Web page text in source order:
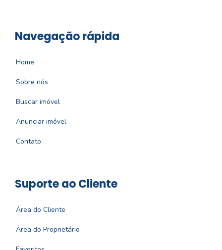
Navegação rápida
Home
Sobre nós
Buscar imóvel
Anunciar imóvel
Contato
Suporte ao Cliente
Área do Cliente
Área do Proprietário